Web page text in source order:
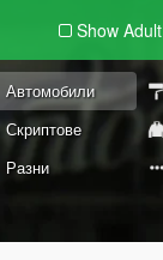
Show Adult
Автомобили
Скриптове
Разни